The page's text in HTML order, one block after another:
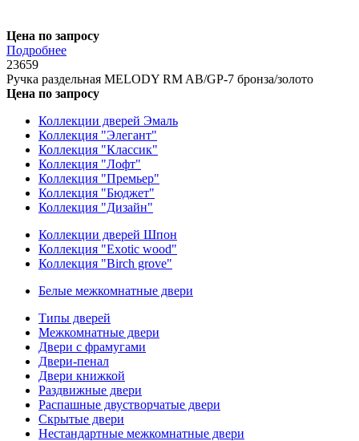
Цена по запросу
Подробнее
23659
Ручка раздельная MELODY RM AB/GP-7 бронза/золото
Цена по запросу
Коллекции дверей Эмаль
Коллекция "Элегант"
Коллекция "Классик"
Коллекция "Лофт"
Коллекция "Премьер"
Коллекция "Бюджет"
Коллекция "Дизайн"
Коллекции дверей Шпон
Коллекция "Exotic wood"
Коллекция "Birch grove"
Белые межкомнатные двери
Типы дверей
Межкомнатные двери
Двери с фрамугами
Двери-пенал
Двери книжкой
Раздвижные двери
Распашные двустворчатые двери
Скрытые двери
Нестандартные межкомнатные двери